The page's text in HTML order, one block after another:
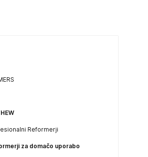
Reformerji
za domačo uporabo